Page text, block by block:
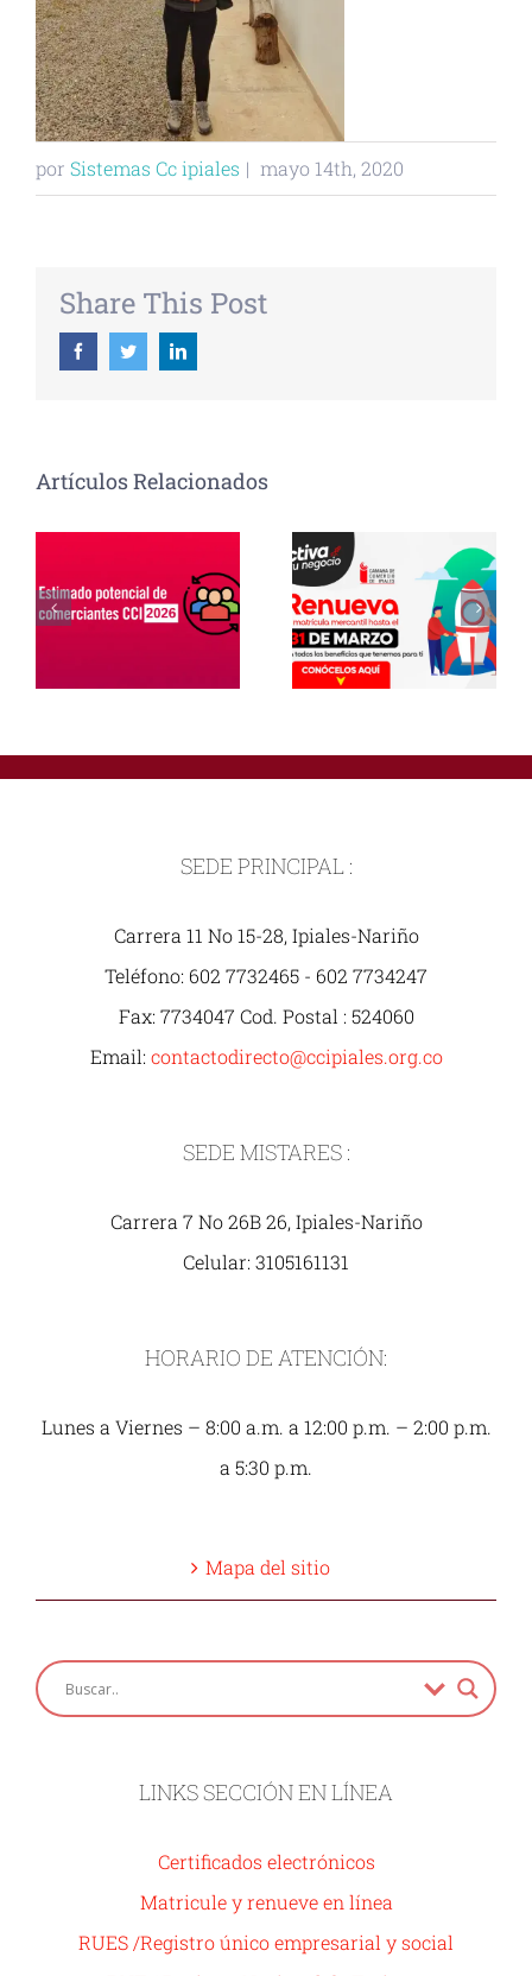
por Sistemas Cc ipiales | mayo 14th, 2020
Share This Post
FacebookTwitterLinkedin
Artículos Relacionados
SEDE PRINCIPAL :
Carrera 11 No 15-28, Ipiales-Nariño
Teléfono: 602 7732465 - 602 7734247
Fax: 7734047 Cod. Postal : 524060
Email: contactodirecto@ccipiales.org.co
SEDE MISTARES :
Carrera 7 No 26B 26, Ipiales-Nariño
Celular: 3105161131
HORARIO DE ATENCIÓN:
Lunes a Viernes – 8:00 a.m. a 12:00 p.m. – 2:00 p.m.
a 5:30 p.m.
Mapa del sitio
LINKS SECCIÓN EN LÍNEA
Certificados electrónicos
Matricule y renueve en línea
RUES /Registro único empresarial y social